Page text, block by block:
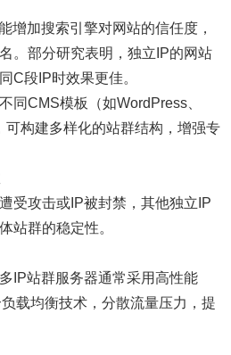
增加搜索引擎对网站的信任度，
。部分研究表明，独立IP的网站
C段IP时效果更佳。
同CMS模板（如WordPress、
构建多样化的站群结构，增强专
受攻击或IP被封禁，其他独立IP
站群的稳定性。
多IP站群服务器通常采用高性能
载均衡技术，分散流量压力，提